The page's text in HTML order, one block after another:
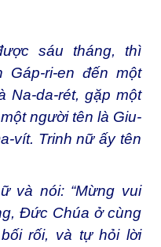
sáu tháng, thì
ri-en đến một
Na-da-rét, gặp một
người tên là Giu-
vít. Trinh nữ ấy tên
và nói: “Mừng vui
Đức Chúa ở cùng
rối, và tự hỏi lời